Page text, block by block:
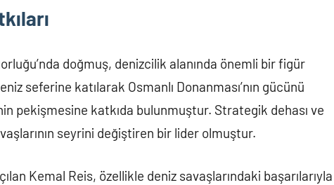
doğmuş, denizcilik alanında önemli bir figür
seferine katılarak Osmanlı Donanması’nın gücünü
pekişmesine katkıda bulunmuştur. Strategik dehası ve
seyrini değiştiren bir lider olmuştur.
Kemal Reis, özellikle deniz savaşlarındaki başarılarıyla